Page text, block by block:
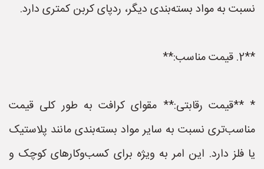
نسبت به مواد بسته‌بندی دیگر، ردپای کربن کمتری دارد.
**2. قیمت مناسب:**
* **قیمت رقابتی:** مقوای کرافت به طور کلی قیمت
مناسب‌تری نسبت به سایر مواد بسته‌بندی مانند پلاستیک
یا فلز دارد. این امر به ویژه برای کسب‌وکارهای کوچک و